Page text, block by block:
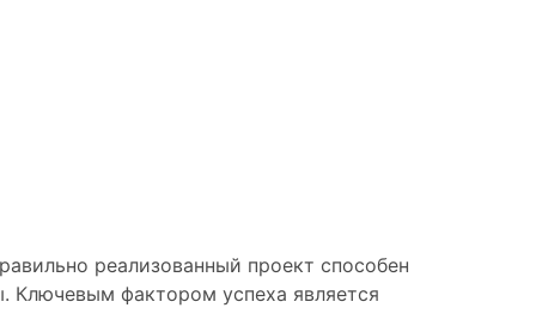
реализованный проект способен
Ключевым фактором успеха является